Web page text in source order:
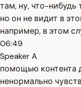
там, ну, что-нибудь
но он не видит в
например, в этом
06:49
Speaker A
помощью контента
ненормально